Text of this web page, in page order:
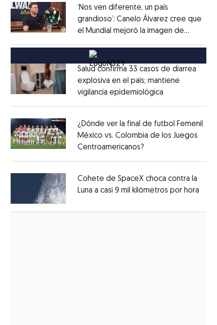
‘Nos ven diferente, un país
grandioso’: Canelo Álvarez cree que
el Mundial mejoró la imagen de
Salud confirma 33 casos de diarrea
explosiva en el país; mantiene
vigilancia epidemiológica
¿Dónde ver la final de futbol Femenil
México vs. Colombia de los Juegos
Centroamericanos?Opens in new
Cohete de SpaceX choca contra la
Luna a casi 9 mil kilómetros por hora